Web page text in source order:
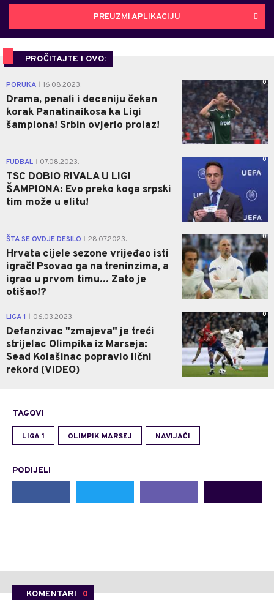
PREUZMI APLIKACIJU
PROČITAJTE I OVO:
PORUKA 16.08.2023.
Drama, penali i deceniju čekan
korak Panatinaikosa ka Ligi
šampiona! Srbin ovjerio prolaz!
0
FUDBAL 07.08.2023.
TSC DOBIO RIVALA U LIGI
ŠAMPIONA: Evo preko koga srpski
tim može u elitu!
0
ŠTA SE OVDJE DESILO 28.07.2023.
Hrvata cijele sezone vrijeđao isti
igrač! Psovao ga na treninzima, a
igrao u prvom timu... Zato je
otišao!?
0
LIGA 1 06.03.2023.
Defanzivac "zmajeva" je treći
strijelac Olimpika iz Marseja:
Sead Kolašinac popravio lični
rekord (VIDEO)
0
TAGOVI
LIGA 1 OLIMPIK MARSEJ NAVIJAČI
PODIJELI
KOMENTARI 0